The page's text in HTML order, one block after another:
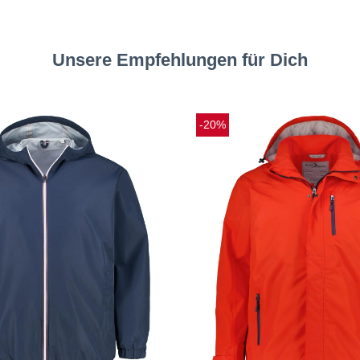
Unsere Empfehlungen für Dich
-20%